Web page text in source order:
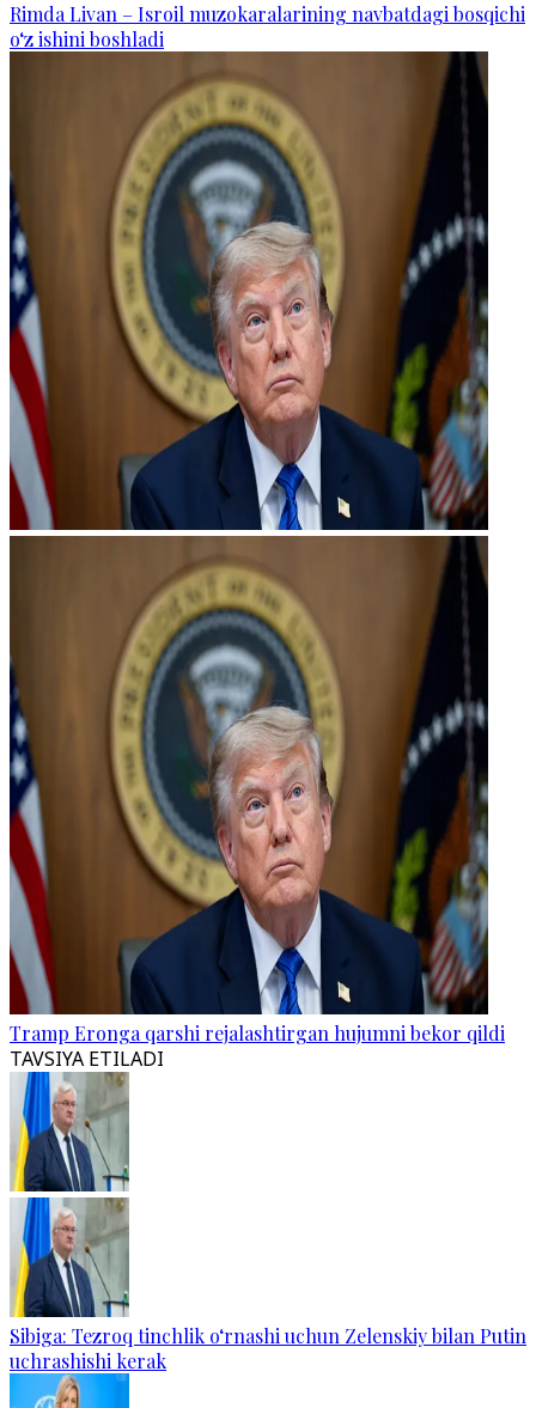
Rimda Livan – Isroil muzokaralarining navbatdagi bosqichi
o‘z ishini boshladi
Tramp Eronga qarshi rejalashtirgan hujumni bekor qildi
TAVSIYA ETILADI
Sibiga: Tezroq tinchlik o‘rnashi uchun Zelenskiy bilan Putin
uchrashishi kerak